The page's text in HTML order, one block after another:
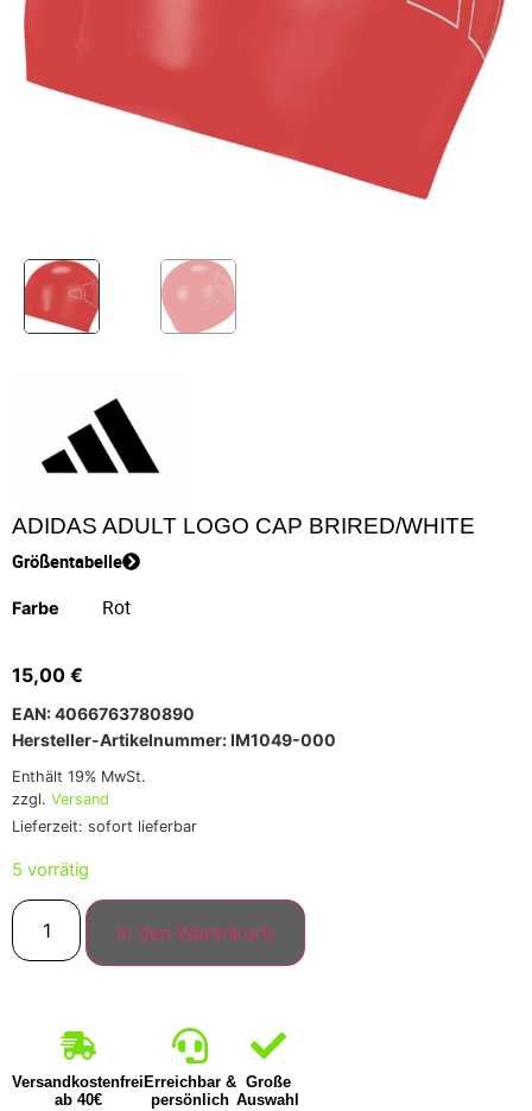
ADIDAS ADULT LOGO CAP BRIRED/WHITE
Größentabelle
Farbe
15,00 €
EAN: 4066763780890
Hersteller-Artikelnummer: IM1049-000
Enthält 19% MwSt.
zzgl. Versand
Lieferzeit: sofort lieferbar
5 vorrätig
In den Warenkorb
Versandkostenfrei
ab 40€
Erreichbar &
persönlich
Große
Auswahl